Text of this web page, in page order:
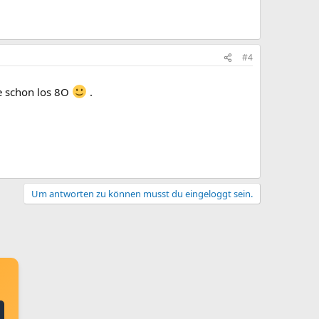
#4
schon los 8O
.
Um antworten zu können musst du eingeloggt sein.